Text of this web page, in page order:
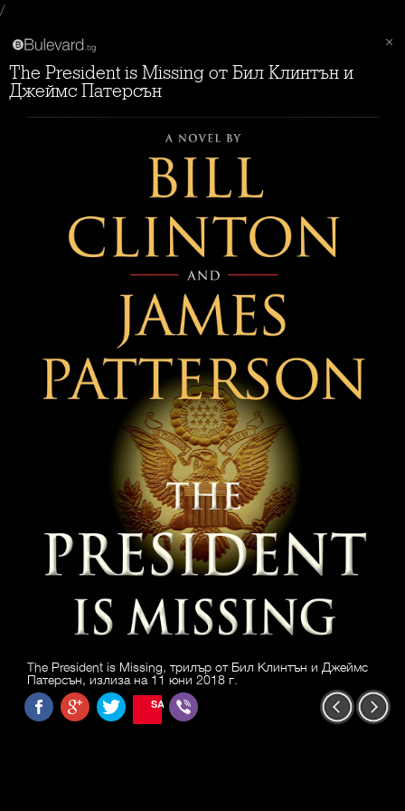
/
The President is Missing от Бил Клинтън и
Джеймс Патерсън
The President is Missing, трилър от Бил Клинтън и Джеймс
Патерсън, излиза на 11 юни 2018 г.
SAVE